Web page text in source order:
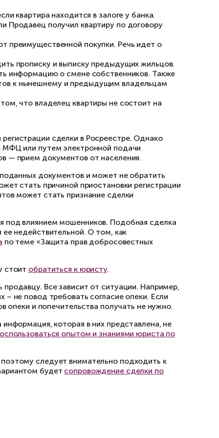
к примеру, большое количество
или недееспособные лица. Также
документы на право собственности.
документы, позволяющие убедиться в
пакета документов:
БТИ. Этот документ может
на этаже дома, а также для того, чтобы
или супруги собственника квартиры,
квартирой без согласия супруга (брачный
отсутствие
документ обязателен для предъявления в
для случаев, если квартира
в случае, если Продавец получил
или их отказ от преимущественной
квартире.
того, чтобы отследить прописку и
можно узнать информацию о
документов к нынешнему и
диспансеров о том, что владелец
потребоваться при регистрации сделки
в едином окне МФЦ или путем
центров — прием
комплектность поданных
некоторых документов может стать